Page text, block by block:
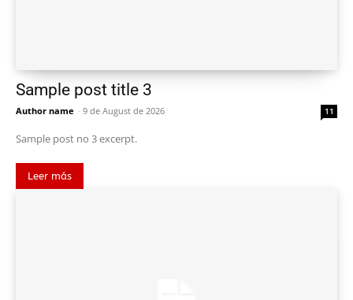
Sample post title 3
Author name - 9 de August de 2026 11
Sample post no 3 excerpt.
Leer más